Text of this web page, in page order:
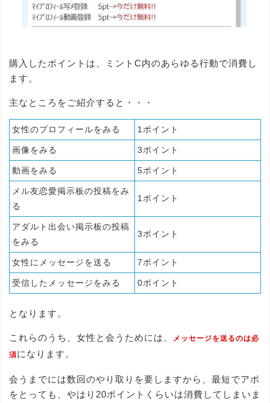
購入したポイントは、ミントC内のあらゆる行動で消費し
ます。
主なところをご紹介すると・・・
女性のプロフィールをみる 1ポイント
画像をみる 3ポイント
動画をみる 5ポイント
メル友恋愛掲示板の投稿をみ
る
1ポイント
アダルト出会い掲示板の投稿
をみる
3ポイント
女性にメッセージを送る 7ポイント
受信したメッセージをみる 0ポイント
となります。
これらのうち、女性と会うためには、
メッセージを送るのは必
須になります。
会うまでには数回のやり取りを要しますから、最短でアポ
をとっても、やはり20ポイントくらいは消費してしまいま